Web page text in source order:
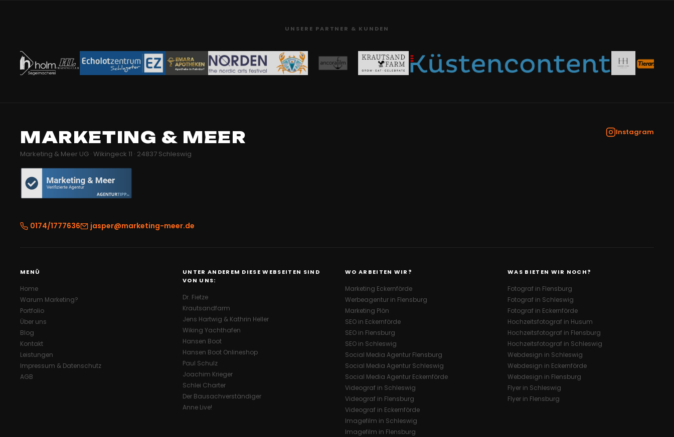
UNSERE PARTNER & KUNDEN
MARKETING & MEER
Marketing & Meer UG · Wikingeck 11 · 24837 Schleswig
Instagram
0174/1777636 jasper@marketing-meer.de
MENÜ
Home
Warum Marketing?
Portfolio
Über uns
Blog
Kontakt
Leistungen
Impressum & Datenschutz
AGB
UNTER ANDEREM DIESE WEBSEITEN SIND
VON UNS:
Dr. Fietze
Krautsandfarm
Jens Hartwig & Kathrin Heller
Wiking Yachthafen
Hansen Boot
Hansen Boot Onlineshop
Paul Schulz
Joachim Krieger
Schlei Charter
Der Bausachverständiger
Anne Live!
WO ARBEITEN WIR?
Marketing Eckernförde
Werbeagentur in Flensburg
Marketing Plön
SEO in Eckernförde
SEO in Flensburg
SEO in Schleswig
Social Media Agentur Flensburg
Social Media Agentur Schleswig
Social Media Agentur Eckernförde
Videograf in Schleswig
Videograf in Flensburg
Videograf in Eckernförde
Imagefilm in Schleswig
Imagefilm in Flensburg
WAS BIETEN WIR NOCH?
Fotograf in Flensburg
Fotograf in Schleswig
Fotograf in Eckernförde
Hochzeitsfotograf in Husum
Hochzeitsfotograf in Flensburg
Hochzeitsfotograf in Schleswig
Webdesign in Schleswig
Webdesign in Eckernförde
Webdesign in Flensburg
Flyer in Schleswig
Flyer in Flensburg